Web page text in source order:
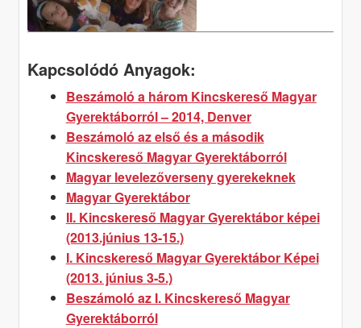
18-
Camp
(June
18-
20.
2013)
Kapcsolódó Anyagok:
Beszámoló a három Kincskereső Magyar
Gyerektáborról – 2014, Denver
Beszámoló az első és a második
Kincskereső Magyar Gyerektáborról
Magyar levelezőverseny gyerekeknek
Magyar Gyerektábor
II. Kincskereső Magyar Gyerektábor képei
(2013.június 13-15.)
I. Kincskereső Magyar Gyerektábor Képei
(2013. június 3-5.)
Beszámoló az I. Kincskereső Magyar
Gyerektáborról